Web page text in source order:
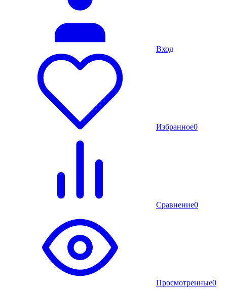
Вход
Избранное0
Сравнение0
Просмотренные0